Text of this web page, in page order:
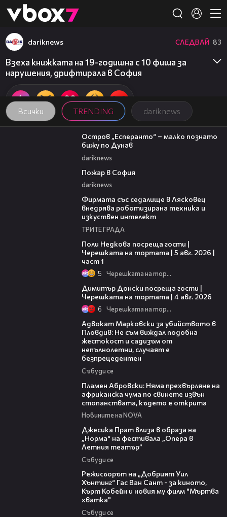
👾
Всички TRENDING dariknews
dariknews СЛЕДВАЙ 83
Взеха книжката на 19-годишна с 10 фиша за
нарушения, дрифтирала в София
00:04
Остров „Есперанто“ – малко познато
бижу по Дунав
dariknews
Пожар в София
dariknews
Фирмата със седалище в Лясковец
внедрява роботизирана техника и
изкуствен интелект
ТРИТЕ ГРАДА
Поли Недкова посреща гости |
Черешката на тортата | 5 авг. 2026 |
част 1
5 Черешката на тортата
Димитър Донски посреща гости |
Черешката на тортата | 4 авг. 2026
6 Черешката на тортата
Адвокат Марковски за убийството в
Пловдив: Не съм виждал подобна
жестокост и садизъм от
непълнолетни, случаят е
безпрецедентен
Събуди се
Пламен Абровски: Няма прехвърляне на
африканска чума по свинете извън
стопанствата, където е открита
Новините на NOVA
Джесика Прат влиза в образа на
„Норма“ на фестивала „Опера в
Летния театър”
Събуди се
Режисьорът на „Добрият Уил
Хънтинг“ Гас Ван Сант - за киното,
Кърт Кобейн и новия му филм "Мъртва
хватка"
Събуди се